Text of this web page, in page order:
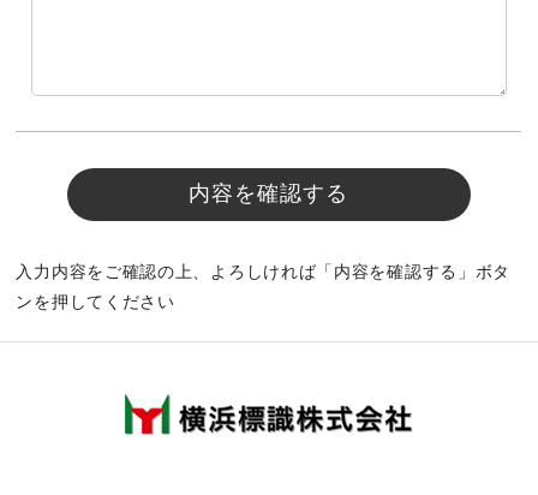
入力内容をご確認の上、よろしければ「内容を確認する」ボタ
ンを押してください